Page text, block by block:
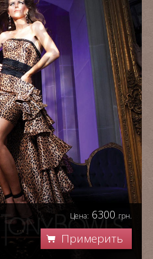
Цена: 6300 грн.
Примерить